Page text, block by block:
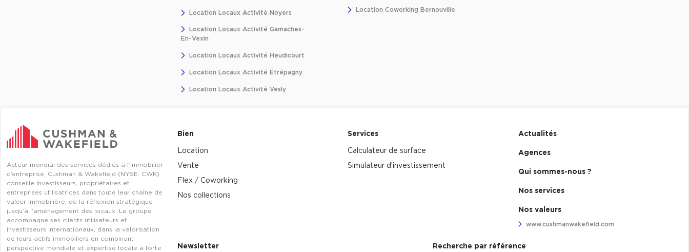
Location Locaux Activité Noyers
Location Locaux Activité Gamaches-
En-Vexin
Location Locaux Activité Heudicourt
Location Locaux Activité Étrépagny
Location Locaux Activité Vesly
Location Coworking Bernouville
Acteur mondial des services dédiés à l’immobilier
d’entreprise, Cushman & Wakefield (NYSE: CWK)
conseille investisseurs, propriétaires et
entreprises utilisatrices dans toute leur chaîne de
valeur immobilière, de la réflexion stratégique
jusqu’à l’aménagement des locaux. Le groupe
accompagne ses clients utilisateurs et
investisseurs internationaux, dans la valorisation
de leurs actifs immobiliers en combinant
perspective mondiale et expertise locale à forte
Bien
Location
Vente
Flex / Coworking
Nos collections
Services
Calculateur de surface
Simulateur d’investissement
Actualités
Agences
Qui sommes-nous ?
Nos services
Nos valeurs
www.cushmanwakefield.com
Newsletter Recherche par référence